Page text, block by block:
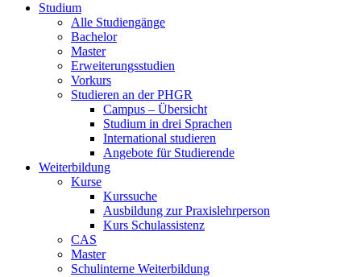
Studium
Alle Studiengänge
Bachelor
Master
Erweiterungsstudien
Vorkurs
Studieren an der PHGR
Campus – Übersicht
Studium in drei Sprachen
International studieren
Angebote für Studierende
Weiterbildung
Kurse
Kurssuche
Ausbildung zur Praxislehrperson
Kurs Schulassistenz
CAS
Master
Schulinterne Weiterbildung